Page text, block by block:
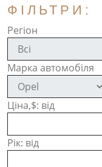
ФІЛЬТРИ:
Регіон
Марка автомобіля
Ціна,$: від
Рік: від